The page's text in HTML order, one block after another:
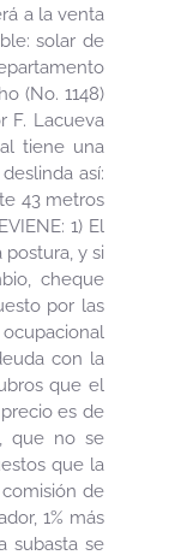
a la venta
solar de
(No. 1148)
F. Lacueva
tiene una
así:
43 metros
1) El
y si
cheque
por las
ocupacional
con la
que el
es de
que no se
que la
de
1% más
subasta se